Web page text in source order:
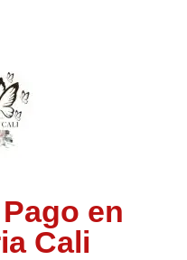
en
Cali